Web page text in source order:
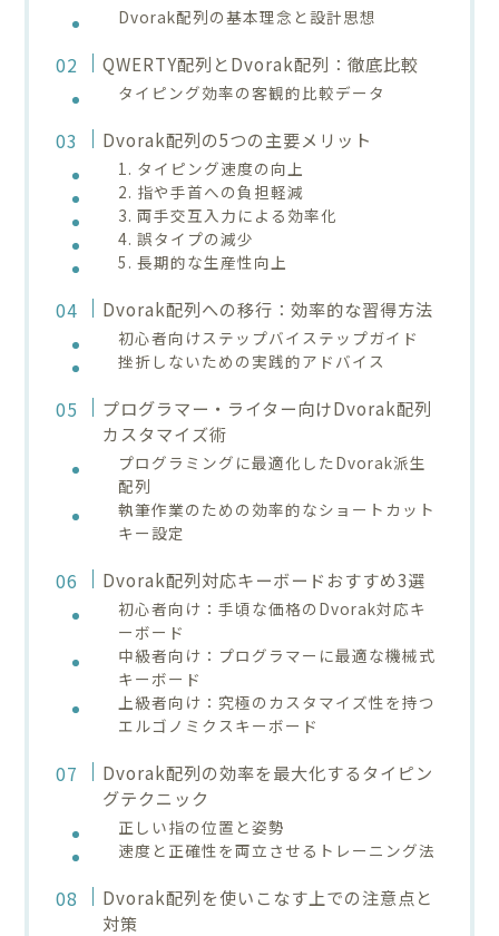
Dvorak配列の基本理念と設計思想
QWERTY配列とDvorak配列：徹底比較
タイピング効率の客観的比較データ
Dvorak配列の5つの主要メリット
1. タイピング速度の向上
2. 指や手首への負担軽減
3. 両手交互入力による効率化
4. 誤タイプの減少
5. 長期的な生産性向上
Dvorak配列への移行：効率的な習得方法
初心者向けステップバイステップガイド
挫折しないための実践的アドバイス
プログラマー・ライター向けDvorak配列
カスタマイズ術
プログラミングに最適化したDvorak派生
配列
執筆作業のための効率的なショートカット
キー設定
Dvorak配列対応キーボードおすすめ3選
初心者向け：手頃な価格のDvorak対応キ
ーボード
中級者向け：プログラマーに最適な機械式
キーボード
上級者向け：究極のカスタマイズ性を持つ
エルゴノミクスキーボード
Dvorak配列の効率を最大化するタイピン
グテクニック
正しい指の位置と姿勢
速度と正確性を両立させるトレーニング法
Dvorak配列を使いこなす上での注意点と
対策